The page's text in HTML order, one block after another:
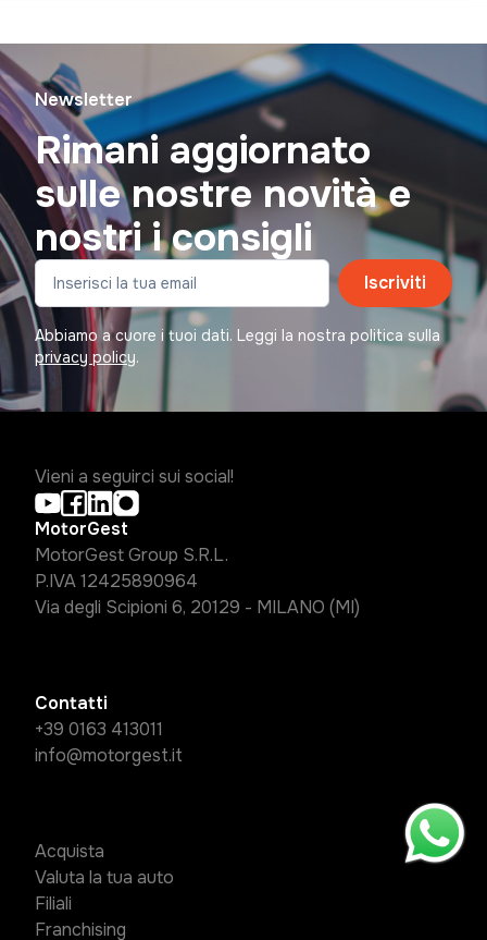
Newsletter
Rimani aggiornato
sulle nostre novità e
nostri i consigli
Iscriviti
Abbiamo a cuore i tuoi dati. Leggi la nostra politica sulla
privacy policy.
Vieni a seguirci sui social!
MotorGest
MotorGest Group S.R.L.
P.IVA 12425890964
Via degli Scipioni 6, 20129 - MILANO (MI)
Contatti
+39 0163 413011
info@motorgest.it
Acquista
Valuta la tua auto
Filiali
Franchising